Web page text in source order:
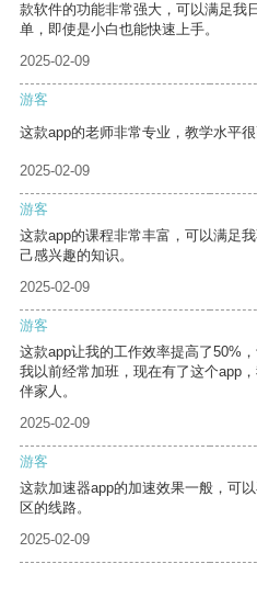
款软件的功能非常强大，可以满足我
单，即使是小白也能快速上手。
2025-02-09
游客
这款app的老师非常专业，教学水平
2025-02-09
游客
这款app的课程非常丰富，可以满足
己感兴趣的知识。
2025-02-09
游客
这款app让我的工作效率提高了50%
我以前经常加班，现在有了这个app
伴家人。
2025-02-09
游客
这款加速器app的加速效果一般，可
区的线路。
2025-02-09